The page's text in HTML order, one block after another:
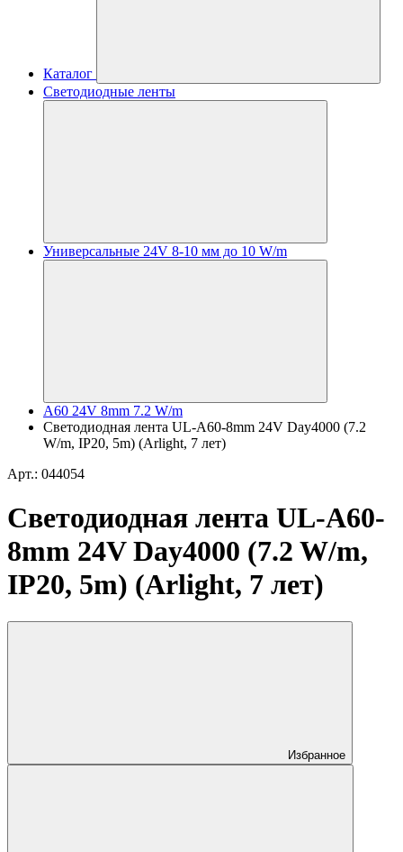
Каталог
Светодиодные ленты
Универсальные 24V 8-10 мм до 10 W/m
A60 24V 8mm 7.2 W/m
Светодиодная лента UL-A60-8mm 24V Day4000 (7.2
W/m, IP20, 5m) (Arlight, 7 лет)
Арт.: 044054
Светодиодная лента UL-A60-
8mm 24V Day4000 (7.2 W/m,
IP20, 5m) (Arlight, 7 лет)
Избранное